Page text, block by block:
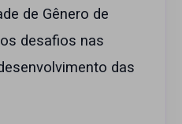
de Gênero de
desafios nas
das